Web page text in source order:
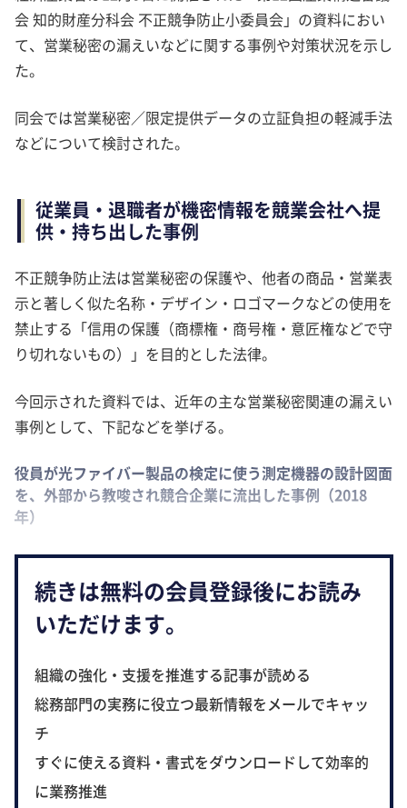
会 知的財産分科会 不正競争防止小委員会」の資料におい
て、営業秘密の漏えいなどに関する事例や対策状況を示し
た。
同会では営業秘密／限定提供データの立証負担の軽減手法
などについて検討された。
従業員・退職者が機密情報を競業会社へ提
供・持ち出した事例
不正競争防止法は営業秘密の保護や、他者の商品・営業表
示と著しく似た名称・デザイン・ロゴマークなどの使用を
禁止する「信用の保護（商標権・商号権・意匠権などで守
り切れないもの）」を目的とした法律。
今回示された資料では、近年の主な営業秘密関連の漏えい
事例として、下記などを挙げる。
役員が光ファイバー製品の検定に使う測定機器の設計図面
を、外部から教唆され競合企業に流出した事例（2018
年）
続きは無料の会員登録後にお読み
いただけます。
組織の強化・支援を推進する記事が読める
総務部門の実務に役立つ最新情報をメールでキャッ
チ
すぐに使える資料・書式をダウンロードして効率的
に業務推進